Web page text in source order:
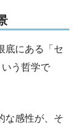
底にある「セ
う哲学で
な感性が、そ